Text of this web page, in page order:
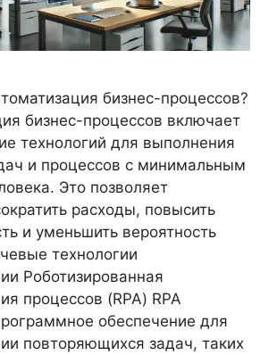
бизнес-процессов?
бизнес-процессов включает
технологий для выполнения
и процессов с минимальным
Это позволяет
расходы, повысить
и уменьшить вероятность
технологии
Роботизированная
процессов (RPA) RPA
обеспечение для
повторяющихся задач, таких